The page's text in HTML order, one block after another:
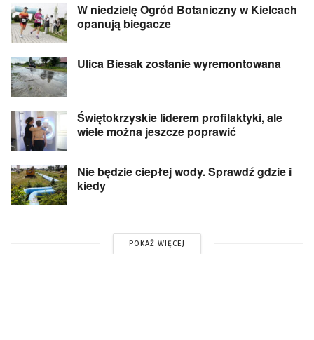
W niedzielę Ogród Botaniczny w Kielcach
opanują biegacze
Ulica Biesak zostanie wyremontowana
Świętokrzyskie liderem profilaktyki, ale
wiele można jeszcze poprawić
Nie będzie ciepłej wody. Sprawdź gdzie i
kiedy
POKAŻ WIĘCEJ